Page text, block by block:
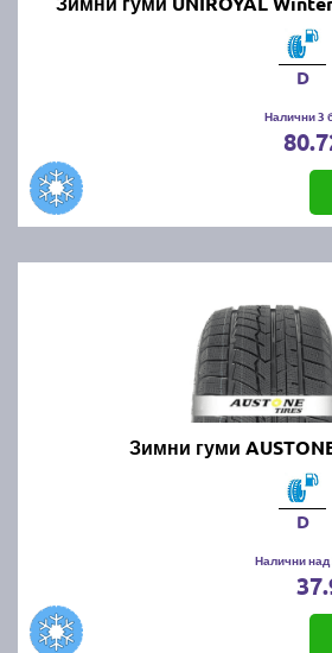
D
Налични 3
Зимни гуми
D
Налични над